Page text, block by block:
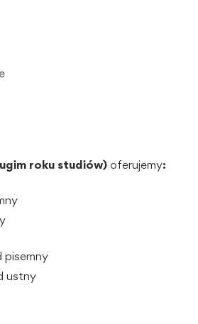
roku studiów) oferujemy:
pisemny
ustny